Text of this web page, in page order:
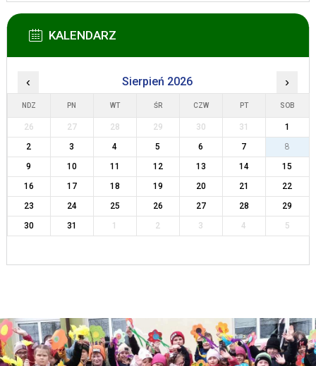
KALENDARZ
‹ Sierpień 2026 ›
NDZ PN WT ŚR CZW PT SOB
26 27 28 29 30 31
1
2
3 4 5 6 7
8
9
10 11 12 13 14
15
16
17 18 19 20 21
22
23
24 25 26 27 28
29
30
31 1 2 3 4 5